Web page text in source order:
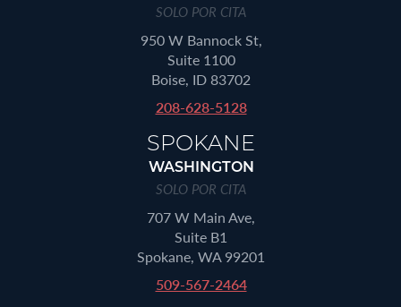
SOLO POR CITA
950 W Bannock St,
Suite 1100
Boise, ID 83702
208-628-5128
SPOKANE
WASHINGTON
SOLO POR CITA
707 W Main Ave,
Suite B1
Spokane, WA 99201
509-567-2464